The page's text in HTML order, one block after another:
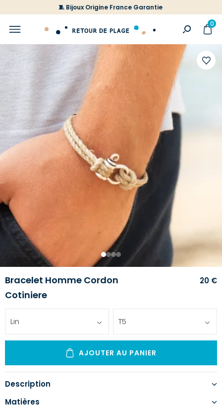
🧵 Bijoux Origine France Garantie
0
1 234
Bracelet Homme Cordon
Cotiniere
20 €
Lin T5
AJOUTER AU PANIER
Description
Matières